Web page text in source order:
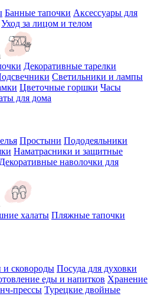
Банные тапочки Аксессуары для
Уход за лицом и телом
Декоративные тарелки
Светильники и лампы
Цветочные горшки Часы
для дома
Простыни Пододеяльники
Наматрасники и защитные
Декоративные наволочки для
халаты Пляжные тапочки
сковороды Посуда для духовки
еды и напитков Хранение
прессы Турецкие двойные